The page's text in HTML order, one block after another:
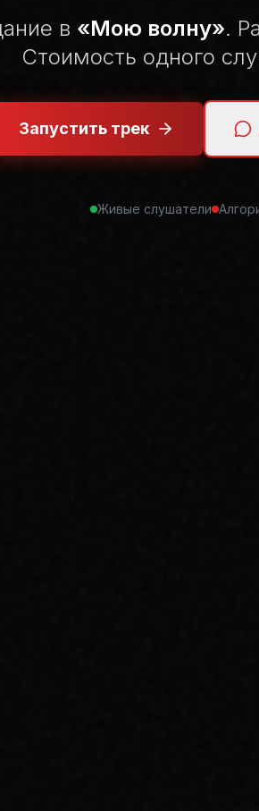
в «Мою волну».
Стоимость одного
Запустить трек
Живые слушатели